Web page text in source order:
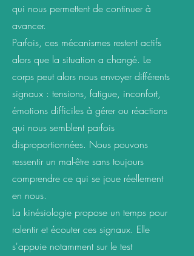
qui nous permettent de continuer à
avancer.
Parfois, ces mécanismes restent actifs
alors que la situation a changé. Le
corps peut alors nous envoyer différents
signaux : tensions, fatigue, inconfort,
émotions difficiles à gérer ou réactions
qui nous semblent parfois
disproportionnées. Nous pouvons
ressentir un mal-être sans toujours
comprendre ce qui se joue réellement
en nous.
La kinésiologie propose un temps pour
ralentir et écouter ces signaux. Elle
s'appuie notamment sur le test